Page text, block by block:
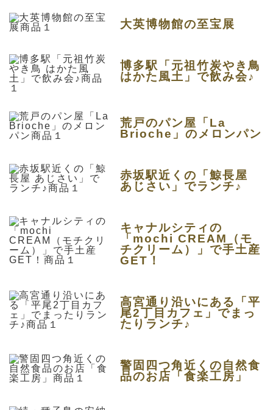
大英博物館の至宝展
博多駅「元祖竹炭やき鳥
はかた風土」で飲み会♪
荒戸のパン屋「La
Brioche」のメロンパン
赤坂駅近くの「鯨長屋
あじさい」でランチ♪
キャナルシティの
「mochi CREAM（モ
チクリーム）」で手土産
GET！
高宮通り沿いにある「平
尾2丁目カフェ」でまっ
たりランチ♪
警固四つ角近くの自然食
品のお店「食楽工房」